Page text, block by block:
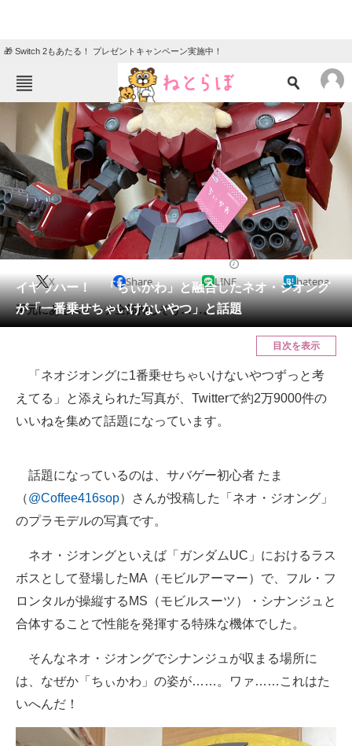
🎁 Switch 2もあたる！ プレゼントキャンペーン実施中！
ねとらぼメニュー
ニュース
エンタメ クイズ
グルメ 地域
住まい 教育・育児
動物 リサーチ
会員記事
メディア
スマホと通信の最新トレンド
ビジネスと働き方のヒント
AI活用のいまが分かる
企業ITのトレンドを詳説
経営リーダーのコミュニティ
マーケ×ITの今がよく分かる
ITエンジニア向け専門サイト
イヤッハー！ 「ちぃかわ」と融合したネオ・ジオング
が「一番乗せちゃいけないやつ」と話題
X Share LINE hatena
手元にあるスイッチ全部押しそう……。
目次を表示
「ネオジオングに1番乗せちゃいけないやつずっと考
えてる」と添えられた写真が、Twitterで約2万9000件の
いいねを集めて話題になっています。
話題になっているのは、サバゲー初心者 たま
（@Coffee416sop）さんが投稿した「ネオ・ジオング」
のプラモデルの写真です。
ネオ・ジオングといえば「ガンダムUC」におけるラス
ボスとして登場したMA（モビルアーマー）で、フル・フ
ロンタルが操縦するMS（モビルスーツ）・シナンジュと
合体することで性能を発揮する特殊な機体でした。
そんなネオ・ジオングでシナンジュが収まる場所に
は、なぜか「ちぃかわ」の姿が……。ワァ……これはた
いへんだ！